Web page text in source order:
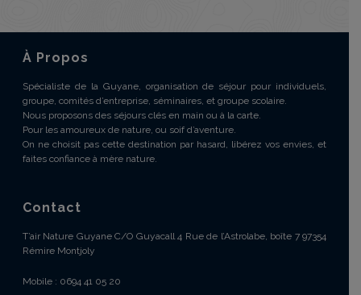
À Propos
Spécialiste de la Guyane, organisation de séjour pour individuels,
groupe, comités d’entreprise, séminaires, et groupe scolaire.
Nous proposons des séjours clés en main ou à la carte.
Pour les amoureux de nature, ou soif d’aventure.
On ne choisit pas cette destination par hasard, libérez vos envies, et
faites confiance à mère nature.
Contact
T’air Nature Guyane C/O Guyacall 4 Rue de l’Astrolabe, boîte 7 97354
Rémire Montjoly
Mobile : 0694 41 05 20